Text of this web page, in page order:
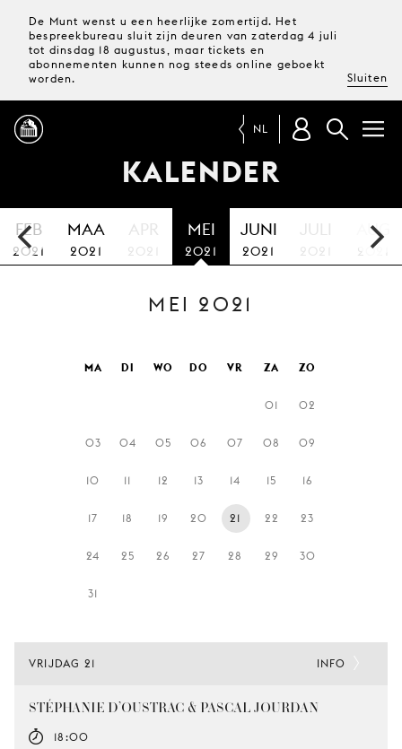
De Munt wenst u een heerlijke zomertijd. Het
bespreekbureau sluit zijn deuren van zaterdag 4 juli
tot dinsdag 18 augustus, maar tickets en
abonnementen kunnen nog steeds online geboekt
worden.
Sluiten
PROGRAMMA
MAGAZINE
ABONNEMENTEN
BEZOEK
DE
MUNT
STEUN
NL
KALENDER
FEB
2021
MAA
2021
APR
2021
MEI
2021
JUNI
2021
JULI
2021
AUG
2021
MEI 2021
MA DI WO DO VR ZA ZO
01 02
03 04 05 06 07 08 09
10 11 12 13 14 15 16
17 18 19 20 21 22 23
24 25 26 27 28 29 30
31
VRIJDAG 21
STÉPHANIE D’OUSTRAC & PASCAL JOURDAN
18:00
INFO